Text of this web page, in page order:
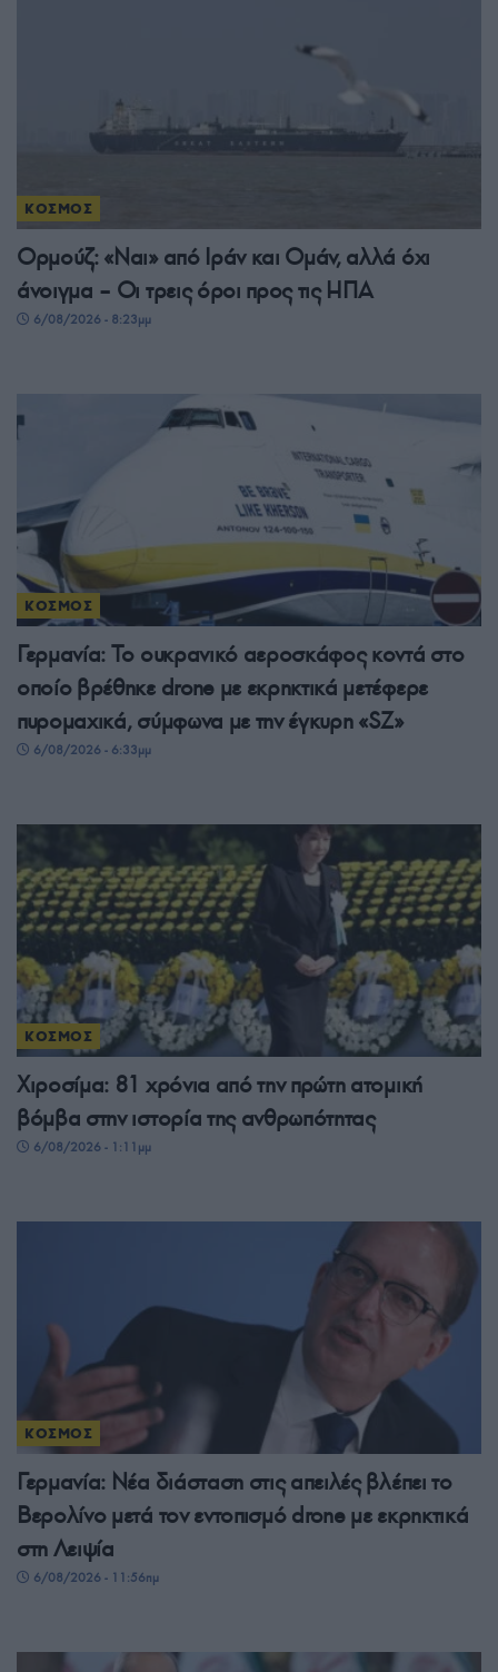
ΚΟΣΜΟΣ
Ορμούζ: «Ναι» από Ιράν και Ομάν, αλλά όχι
άνοιγμα – Οι τρεις όροι προς τις ΗΠΑ
6/08/2026 - 8:23μμ
ΚΟΣΜΟΣ
Γερμανία: Το ουκρανικό αεροσκάφος κοντά στο
οποίο βρέθηκε drone με εκρηκτικά μετέφερε
πυρομαχικά, σύμφωνα με την έγκυρη «SZ»
6/08/2026 - 6:33μμ
ΚΟΣΜΟΣ
Χιροσίμα: 81 χρόνια από την πρώτη ατομική
βόμβα στην ιστορία της ανθρωπότητας
6/08/2026 - 1:11μμ
ΚΟΣΜΟΣ
Γερμανία: Νέα διάσταση στις απειλές βλέπει το
Βερολίνο μετά τον εντοπισμό drone με εκρηκτικά
στη Λειψία
6/08/2026 - 11:56πμ